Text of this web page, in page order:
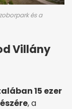
és a
Villány
15 ezer
, a